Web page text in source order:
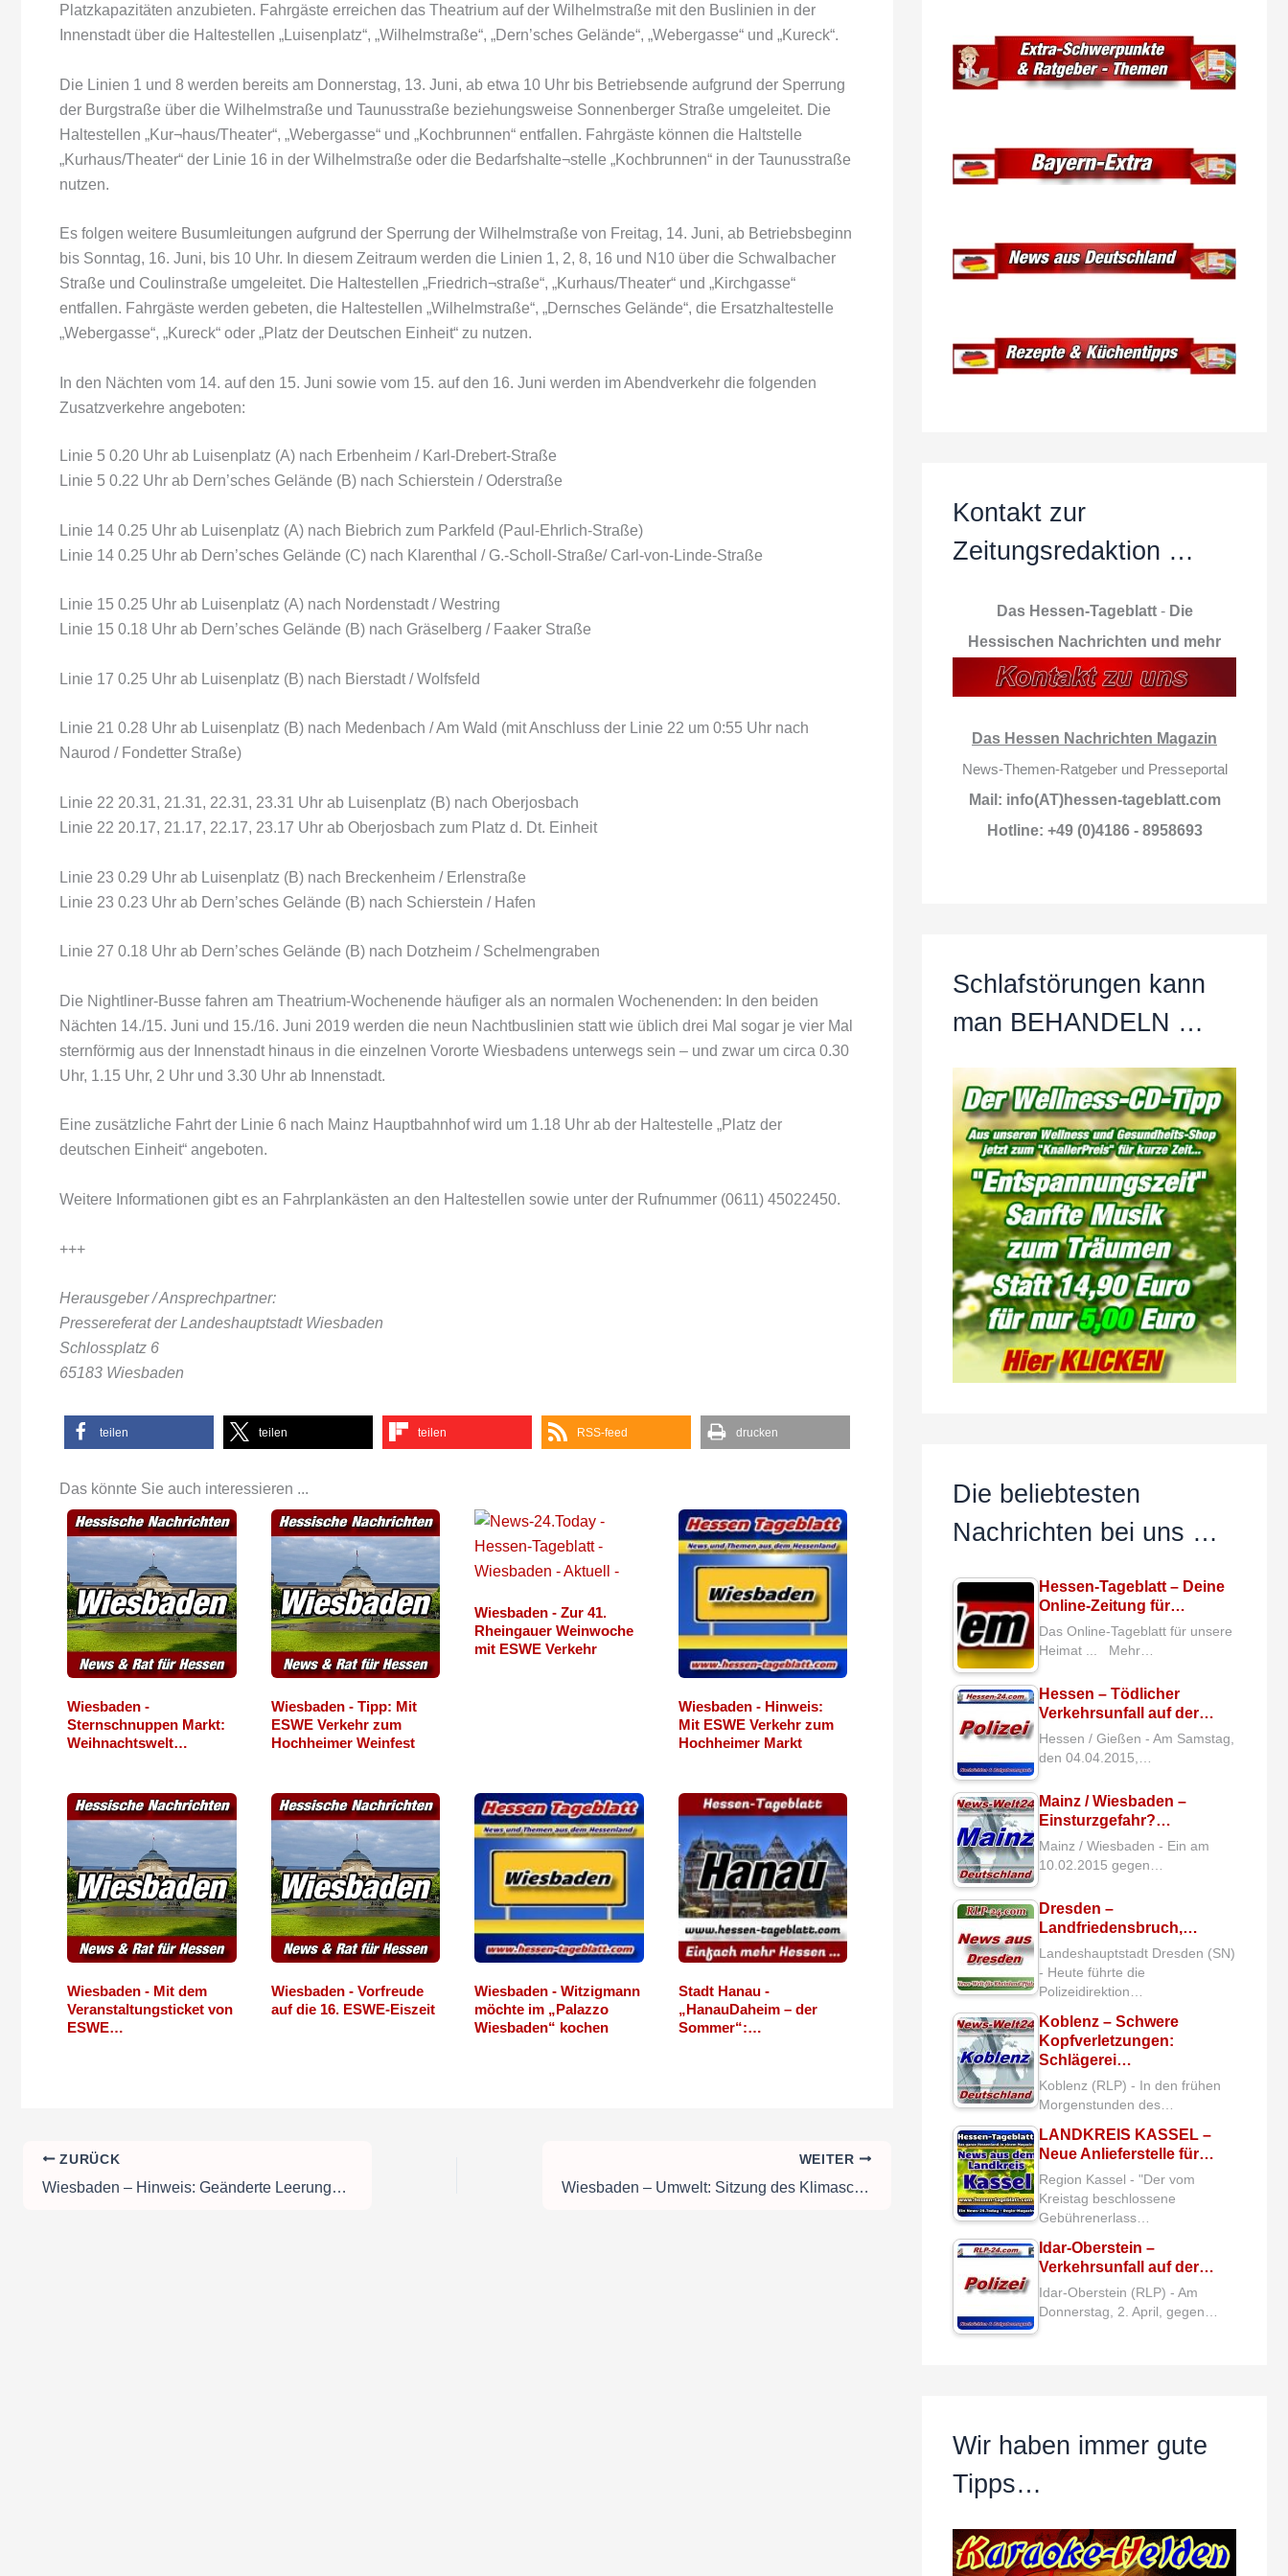
Platzkapazitäten anzubieten. Fahrgäste erreichen das Theatrium auf der Wilhelmstraße mit den Buslinien in der
Innenstadt über die Haltestellen „Luisenplatz“, „Wilhelmstraße“, „Dern’sches Gelände“, „Webergasse“ und „Kureck“.
Die Linien 1 und 8 werden bereits am Donnerstag, 13. Juni, ab etwa 10 Uhr bis Betriebsende aufgrund der Sperrung
der Burgstraße über die Wilhelmstraße und Taunusstraße beziehungsweise Sonnenberger Straße umgeleitet. Die
Haltestellen „Kur¬haus/Theater“, „Webergasse“ und „Kochbrunnen“ entfallen. Fahrgäste können die Haltstelle
„Kurhaus/Theater“ der Linie 16 in der Wilhelmstraße oder die Bedarfshalte¬stelle „Kochbrunnen“ in der Taunusstraße
nutzen.
Es folgen weitere Busumleitungen aufgrund der Sperrung der Wilhelmstraße von Freitag, 14. Juni, ab Betriebsbeginn
bis Sonntag, 16. Juni, bis 10 Uhr. In diesem Zeitraum werden die Linien 1, 2, 8, 16 und N10 über die Schwalbacher
Straße und Coulinstraße umgeleitet. Die Haltestellen „Friedrich¬straße“, „Kurhaus/Theater“ und „Kirchgasse“
entfallen. Fahrgäste werden gebeten, die Haltestellen „Wilhelmstraße“, „Dernsches Gelände“, die Ersatzhaltestelle
„Webergasse“, „Kureck“ oder „Platz der Deutschen Einheit“ zu nutzen.
In den Nächten vom 14. auf den 15. Juni sowie vom 15. auf den 16. Juni werden im Abendverkehr die folgenden
Zusatzverkehre angeboten:
Linie 5 0.20 Uhr ab Luisenplatz (A) nach Erbenheim / Karl-Drebert-Straße
Linie 5 0.22 Uhr ab Dern’sches Gelände (B) nach Schierstein / Oderstraße
Linie 14 0.25 Uhr ab Luisenplatz (A) nach Biebrich zum Parkfeld (Paul-Ehrlich-Straße)
Linie 14 0.25 Uhr ab Dern’sches Gelände (C) nach Klarenthal / G.-Scholl-Straße/ Carl-von-Linde-Straße
Linie 15 0.25 Uhr ab Luisenplatz (A) nach Nordenstadt / Westring
Linie 15 0.18 Uhr ab Dern’sches Gelände (B) nach Gräselberg / Faaker Straße
Linie 17 0.25 Uhr ab Luisenplatz (B) nach Bierstadt / Wolfsfeld
Linie 21 0.28 Uhr ab Luisenplatz (B) nach Medenbach / Am Wald (mit Anschluss der Linie 22 um 0:55 Uhr nach
Naurod / Fondetter Straße)
Linie 22 20.31, 21.31, 22.31, 23.31 Uhr ab Luisenplatz (B) nach Oberjosbach
Linie 22 20.17, 21.17, 22.17, 23.17 Uhr ab Oberjosbach zum Platz d. Dt. Einheit
Linie 23 0.29 Uhr ab Luisenplatz (B) nach Breckenheim / Erlenstraße
Linie 23 0.23 Uhr ab Dern’sches Gelände (B) nach Schierstein / Hafen
Linie 27 0.18 Uhr ab Dern’sches Gelände (B) nach Dotzheim / Schelmengraben
Die Nightliner-Busse fahren am Theatrium-Wochenende häufiger als an normalen Wochenenden: In den beiden
Nächten 14./15. Juni und 15./16. Juni 2019 werden die neun Nachtbuslinien statt wie üblich drei Mal sogar je vier Mal
sternförmig aus der Innenstadt hinaus in die einzelnen Vororte Wiesbadens unterwegs sein – und zwar um circa 0.30
Uhr, 1.15 Uhr, 2 Uhr und 3.30 Uhr ab Innenstadt.
Eine zusätzliche Fahrt der Linie 6 nach Mainz Hauptbahnhof wird um 1.18 Uhr ab der Haltestelle „Platz der
deutschen Einheit“ angeboten.
Weitere Informationen gibt es an Fahrplankästen an den Haltestellen sowie unter der Rufnummer (0611) 45022450.
+++
Herausgeber / Ansprechpartner:
Pressereferat der Landeshauptstadt Wiesbaden
Schlossplatz 6
65183 Wiesbaden
teilen teilen teilen RSS-feed drucken
Das könnte Sie auch interessieren ...
Wiesbaden -
Sternschnuppen Markt:
Weihnachtswelt…
Wiesbaden - Tipp: Mit
ESWE Verkehr zum
Hochheimer Weinfest
Wiesbaden - Zur 41.
Rheingauer Weinwoche
mit ESWE Verkehr
Wiesbaden - Hinweis:
Mit ESWE Verkehr zum
Hochheimer Markt
Wiesbaden - Mit dem
Veranstaltungsticket von
ESWE…
Wiesbaden - Vorfreude
auf die 16. ESWE-Eiszeit
Wiesbaden - Witzigmann
möchte im „Palazzo
Wiesbaden“ kochen
Stadt Hanau -
„HanauDaheim – der
Sommer“:…
ZURÜCK
Wiesbaden – Hinweis: Geänderte Leerungstermine wegen Fronleichnam
WEITER
Wiesbaden – Umwelt: Sitzung des Klimaschutzbeirates am 13. Juni
Kontakt zur
Zeitungsredaktion …
Das Hessen-Tageblatt- Die
Hessischen Nachrichten und mehr
Das Hessen Nachrichten Magazin
News-Themen-Ratgeber und Presseportal
Mail: info(AT)hessen-tageblatt.com
Hotline: +49 (0)4186 - 8958693
Schlafstörungen kann
man BEHANDELN …
Die beliebtesten
Nachrichten bei uns …
Hessen-Tageblatt – Deine
Online-Zeitung für…
Das Online-Tageblatt für unsere
Heimat ... Mehr…
Hessen – Tödlicher
Verkehrsunfall auf der…
Hessen / Gießen - Am Samstag,
den 04.04.2015,…
Mainz / Wiesbaden –
Einsturzgefahr?…
Mainz / Wiesbaden - Ein am
10.02.2015 gegen…
Dresden –
Landfriedensbruch,…
Landeshauptstadt Dresden (SN)
- Heute führte die
Polizeidirektion…
Koblenz – Schwere
Kopfverletzungen:
Schlägerei…
Koblenz (RLP) - In den frühen
Morgenstunden des…
LANDKREIS KASSEL –
Neue Anlieferstelle für…
Region Kassel - "Der vom
Kreistag beschlossene
Gebührenerlass…
Idar-Oberstein –
Verkehrsunfall auf der…
Idar-Oberstein (RLP) - Am
Donnerstag, 2. April, gegen…
Wir haben immer gute
Tipps…